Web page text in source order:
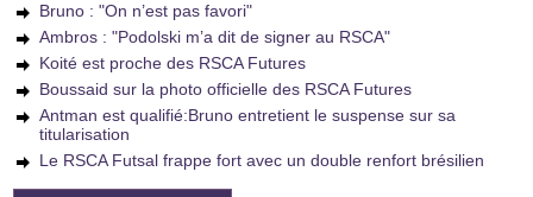
Bruno : "On n’est pas favori"
Ambros : "Podolski m’a dit de signer au RSCA"
Koité est proche des RSCA Futures
Boussaid sur la photo officielle des RSCA Futures
Antman est qualifié:Bruno entretient le suspense sur sa
titularisation
Le RSCA Futsal frappe fort avec un double renfort brésilien